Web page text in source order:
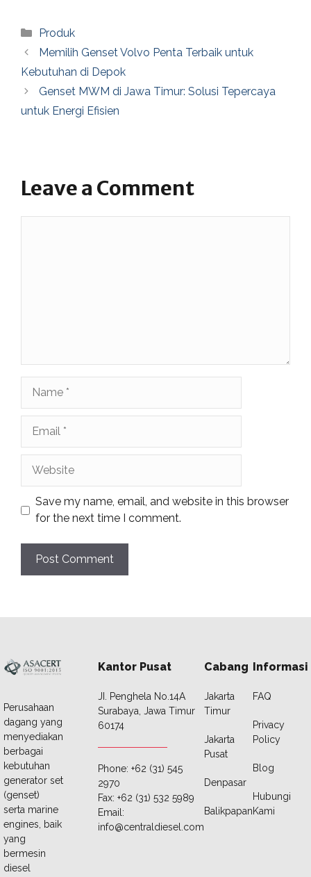
Categories
Produk
Memilih Genset Volvo Penta Terbaik untuk
Kebutuhan di Depok
Genset MWM di Jawa Timur: Solusi Tepercaya
untuk Energi Efisien
Leave a Comment
Save my name, email, and website in this browser
for the next time I comment.
Perusahaan
dagang yang
menyediakan
berbagai
kebutuhan
generator set
(genset)
serta marine
engines, baik
yang
bermesin
diesel
Kantor Pusat
JI. Penghela No.14A
Surabaya, Jawa Timur
60174
Phone: +62 (31) 545
2970
Fax: +62 (31) 532 5989
Email:
info@centraldiesel.com
Cabang
Jakarta
Timur
Jakarta
Pusat
Denpasar
Balikpapan
Informasi
FAQ
Privacy
Policy
Blog
Hubungi
Kami